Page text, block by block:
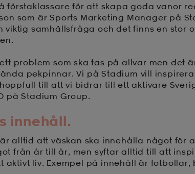
förstaklassare för att skapa goda vanor
som är Sports Marketing Manager på
viktig samhällsfråga och det finns en stor
problem som ska tas på allvar men det
pekpinnar. Vi på Stadium vill
till att vi bidrar till ett aktivare
på Stadium Group.
innehåll.
alltid att väskan ska innehålla något för
från år till år, men syftar alltid till att
aktivt liv. Exempel på innehåll är fotbollar,